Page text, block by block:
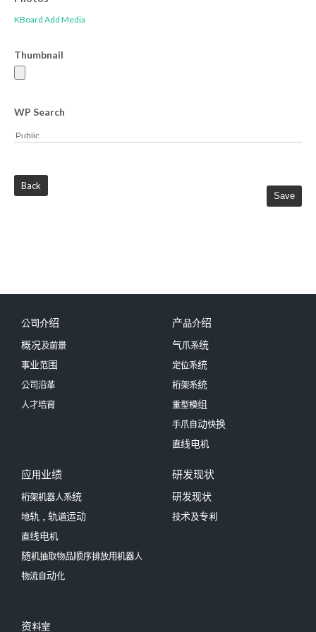
KBoard Add Media
Thumbnail
WP Search
Back
Save
公司介绍
概况及前景
事业范围
公司沿革
人才培育
产品介绍
气爪系统
定位系统
桁架系统
重型模组
手爪自动快换
直线电机
应用业绩
桁架机器人系统
地轨，轨道运动
直线电机
随机抽取物品顺序排放用机器人
物流自动化
研发现状
研发现状
技术及专利
资料室